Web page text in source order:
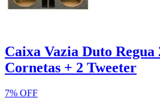
Caixa Vazia Duto Regua
Cornetas + 2 Tweeter
7% OFF